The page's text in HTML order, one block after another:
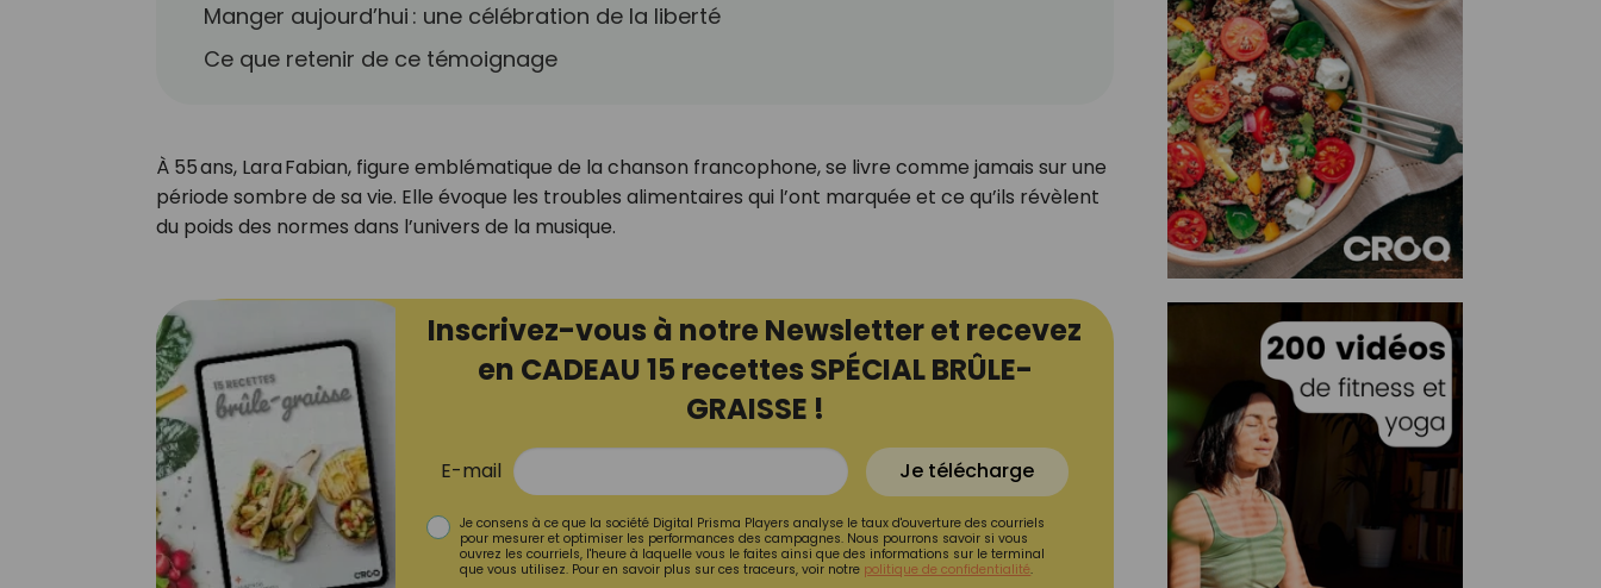
Manger aujourd’hui : une célébration de la liberté
Ce que retenir de ce témoignage
À 55 ans, Lara Fabian, figure emblématique de la chanson francophone, se livre comme jamais sur une
période sombre de sa vie. Elle évoque les troubles alimentaires qui l’ont marquée et ce qu’ils révèlent
du poids des normes dans l’univers de la musique.
Inscrivez-vous à notre Newsletter et recevez
en CADEAU 15 recettes SPÉCIAL BRÛLE-
GRAISSE !
E-mail Je télécharge
Je consens à ce que la société Digital Prisma Players analyse le taux d'ouverture des courriels
pour mesurer et optimiser les performances des campagnes. Nous pourrons savoir si vous
ouvrez les courriels, l'heure à laquelle vous le faites ainsi que des informations sur le terminal
que vous utilisez. Pour en savoir plus sur ces traceurs, voir notre politique de confidentialité.